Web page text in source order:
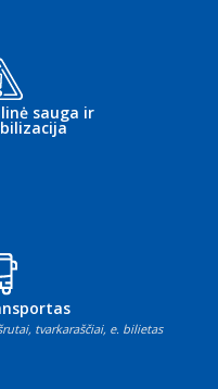
sauga ir
tvarkaraščiai, e. bilietas